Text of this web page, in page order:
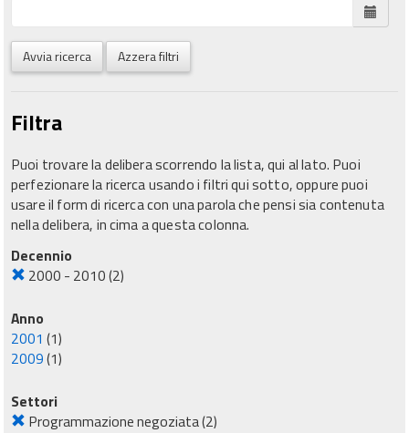
Avvia ricerca Azzera filtri
Filtra
Puoi trovare la delibera scorrendo la lista, qui al lato. Puoi
perfezionare la ricerca usando i filtri qui sotto, oppure puoi
usare il form di ricerca con una parola che pensi sia contenuta
nella delibera, in cima a questa colonna.
Decennio
2000 - 2010(2)
Anno
2001 (1)
2009(1)
Settori
Programmazione negoziata(2)